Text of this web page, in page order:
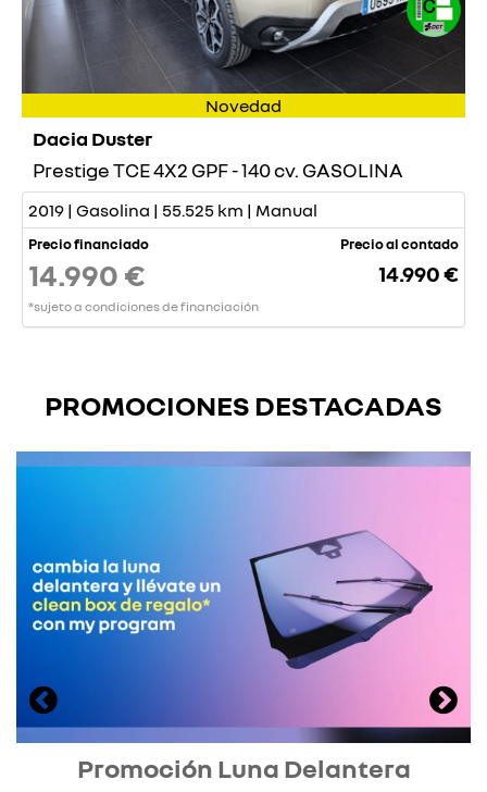
Novedad
Dacia Duster
Prestige TCE 4X2 GPF - 140 cv. GASOLINA
2019 | Gasolina | 55.525 km | Manual
Precio financiado
14.990 €
*sujeto a condiciones de financiación
Precio al contado
14.990 €
PROMOCIONES DESTACADAS
Promoción Luna Delantera